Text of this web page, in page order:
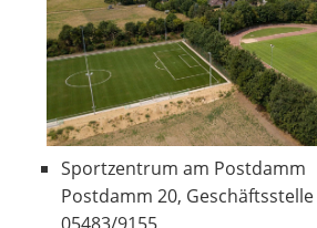
Sportzentrum am Postdamm
Postdamm 20,
05483/9155